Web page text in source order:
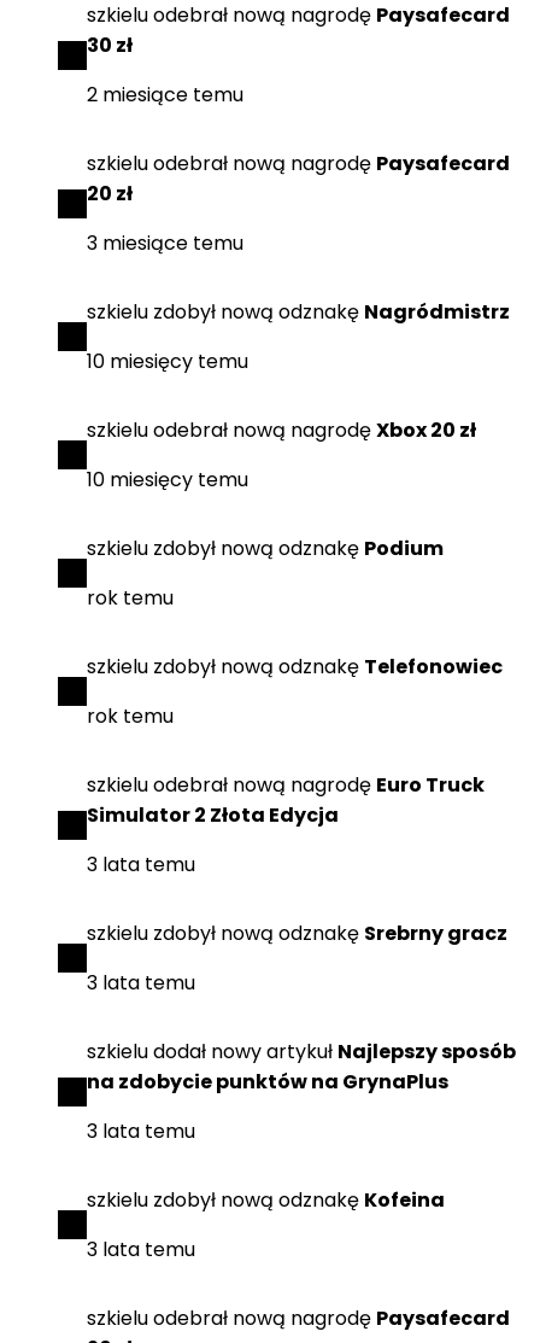
szkieluodebrał nową nagrodę Paysafecard
30 zł
2 miesiące temu
szkieluodebrał nową nagrodę Paysafecard
20 zł
3 miesiące temu
szkielu zdobył nową odznakę Nagródmistrz
10 miesięcy temu
szkieluodebrał nową nagrodęXbox 20 zł
10 miesięcy temu
szkielu zdobył nową odznakę Podium
rok temu
szkielu zdobył nową odznakę Telefonowiec
rok temu
szkieluodebrał nową nagrodę Euro Truck
Simulator 2 Złota Edycja
3 lata temu
szkielu zdobył nową odznakę Srebrny gracz
3 lata temu
szkieludodał nowy artykuł Najlepszy sposób
na zdobycie punktów na GrynaPlus
3 lata temu
szkielu zdobył nową odznakę Kofeina
3 lata temu
szkieluodebrał nową nagrodę Paysafecard